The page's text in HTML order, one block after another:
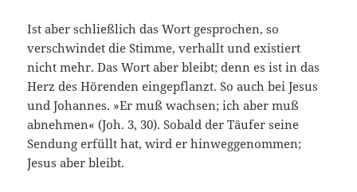
Ist aber schließlich das Wort gesprochen, so
verschwindet die Stimme, verhallt und existiert
nicht mehr. Das Wort aber bleibt; denn es ist in das
Herz des Hörenden eingepflanzt. So auch bei Jesus
und Johannes. »Er muß wachsen; ich aber muß
abnehmen« (Joh. 3, 30). Sobald der Täufer seine
Sendung er­füllt hat, wird er hinweggenommen;
Jesus aber bleibt.